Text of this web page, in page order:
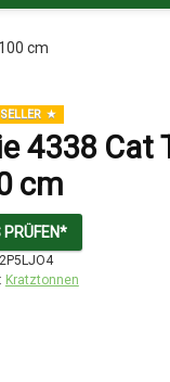
cm
4338 Cat
cm
PRÜFEN*
Kratztonnen